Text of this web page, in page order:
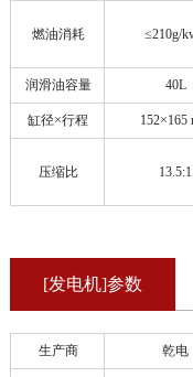
燃油消耗 ≤210g/
润滑油容量 40L
缸径×行程 152×165
压缩比 13.5:1
[发电机]参数
生产商 乾电